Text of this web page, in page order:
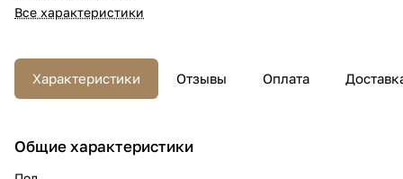
Все характеристики
Характеристики Отзывы Оплата
Общие характеристики